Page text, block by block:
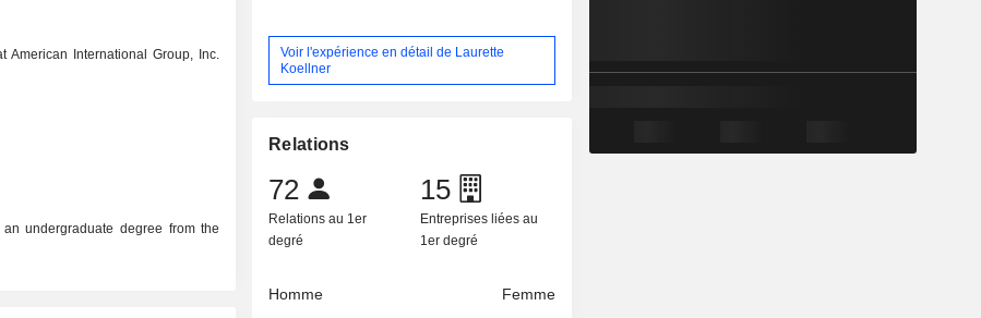
American International Group, Inc.
undergraduate degree from the
Voir l'expérience en détail de Laurette
Koellner
Relations
72
Relations au 1er
degré
15
Entreprises liées au
1er degré
Homme Femme